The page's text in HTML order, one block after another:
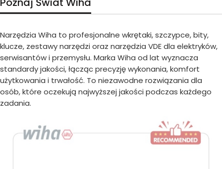
Narzędzia Wiha to profesjonalne wkrętaki, szczypce, bity,
klucze, zestawy narzędzi oraz narzędzia VDE dla elektryków,
serwisantów i przemysłu. Marka Wiha od lat wyznacza
standardy jakości, łącząc precyzję wykonania, komfort
użytkowania i trwałość. To niezawodne rozwiązania dla
osób, które oczekują najwyższej jakości podczas każdego
zadania.